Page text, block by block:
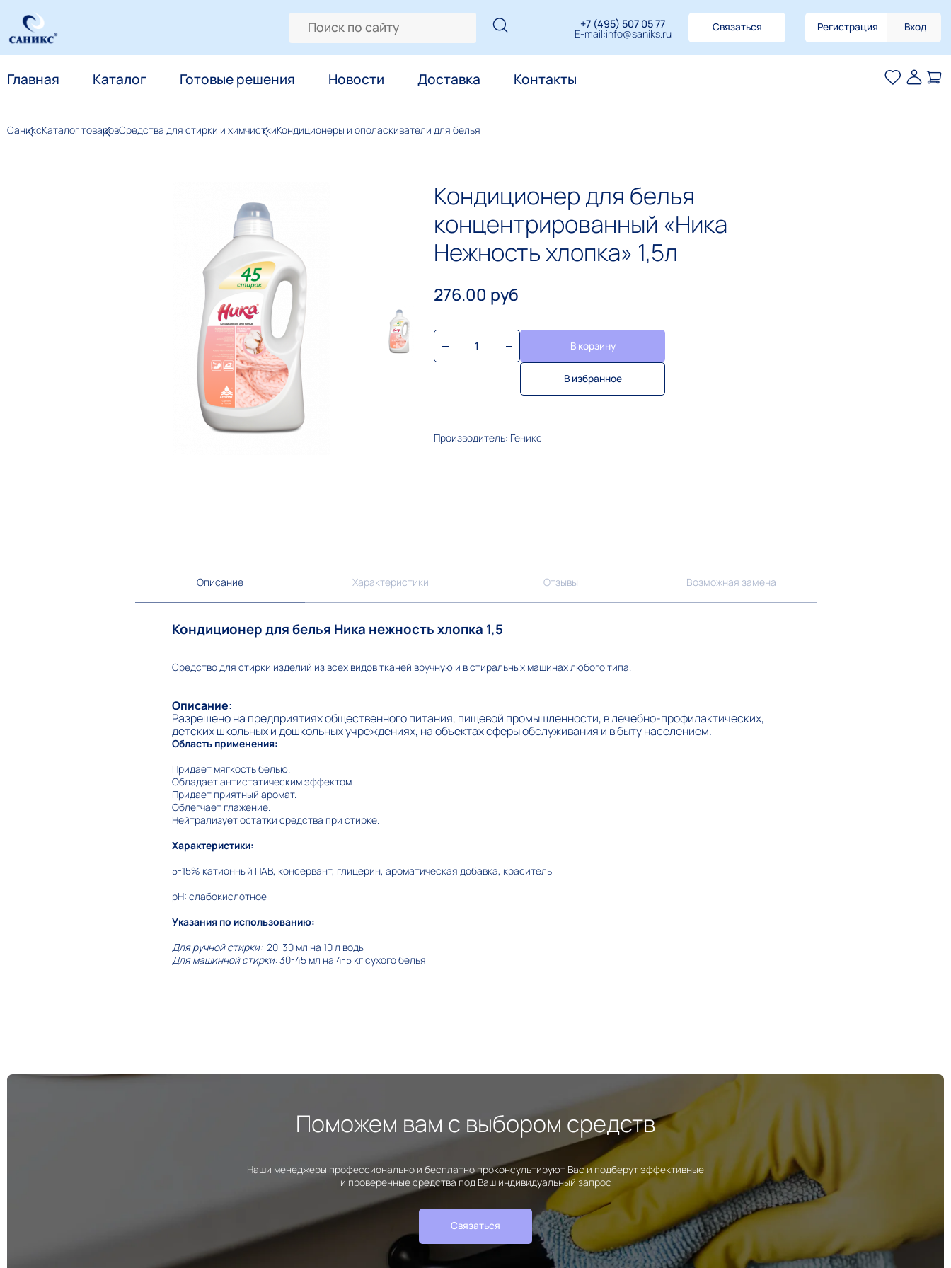
+7 (495) 507 05 77
E-mail:info@saniks.ru Связаться Регистрация Вход
Главная Каталог Готовые решения Новости Доставка Контакты
СаниксКаталог товаровСредства для стирки и химчисткиКондиционеры и ополаскиватели для белья
Кондиционер для белья
концентрированный «Ника
Нежность хлопка» 1,5л
276.00 руб
В корзину
В избранное
Производитель: Геникс
Описание Характеристики Отзывы Возможная замена
Кондиционер для белья Ника нежность хлопка 1,5
Средство для стирки изделий из всех видов тканей вручную и в стиральных машинах любого типа.
Описание:
Разрешено на предприятиях общественного питания, пищевой промышленности, в лечебно-профилактических,
детских школьных и дошкольных учреждениях, на объектах сферы обслуживания и в быту населением.
Область применения:
Придает мягкость белью.
Обладает антистатическим эффектом.
Придает приятный аромат.
Облегчает глажение.
Нейтрализует остатки средства при стирке.
Характеристики:
5-15% катионный ПАВ, консервант, глицерин, ароматическая добавка, краситель
pH: слабокислотное
Указания по использованию:
Для ручной стирки: 20-30 мл на 10 л воды
Для машинной стирки:30-45 мл на 4-5 кг сухого белья
Поможем вам с выбором средств
Наши менеджеры профессионально и бесплатно проконсультируют Вас и подберут эффективные
и проверенные средства под Ваш индивидуальный запрос
Связаться